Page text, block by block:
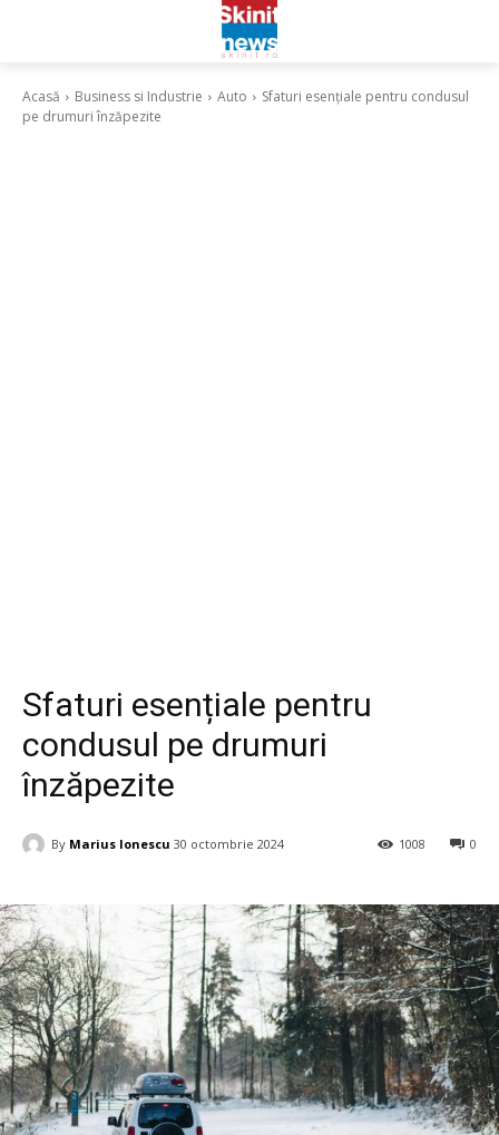
Acasă Business si Industrie Auto
Sfaturi esențiale pentru condusul
pe drumuri înzăpezite
Sfaturi esențiale pentru
condusul pe drumuri
înzăpezite
By Marius Ionescu 30 octombrie 2024 0
1008